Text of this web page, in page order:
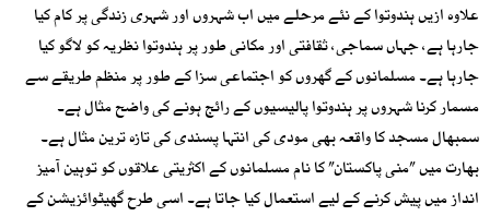
علاوہ ازیں ہندوتوا کے نئے مرحلے میں اب شہروں اور شہری زندگی پر کام کیا
جارہا ہے، جہاں سماجی، ثقافتی اور مکانی طور پر ہندوتوا نظریہ کو لاگو کیا
جارہا ہے۔ مسلمانوں کے گھروں کو اجتماعی سزا کے طور پر منظم طریقے سے
مسمار کرنا شہروں پر ہندوتوا پالیسیوں کے رائج ہونے کی واضح مثال ہے۔
سمبھال مسجد کا واقعہ بھی مودی کی انتہا پسندی کی تازہ ترین مثال ہے۔
بھارت میں ”منی پاکستان” کا نام مسلمانوں کے اکثریتی علاقوں کو توہین آمیز
انداز میں پیش کرنے کے لیے استعمال کیا جاتا ہے۔ اسی طرح گھیٹوائزیشن کے